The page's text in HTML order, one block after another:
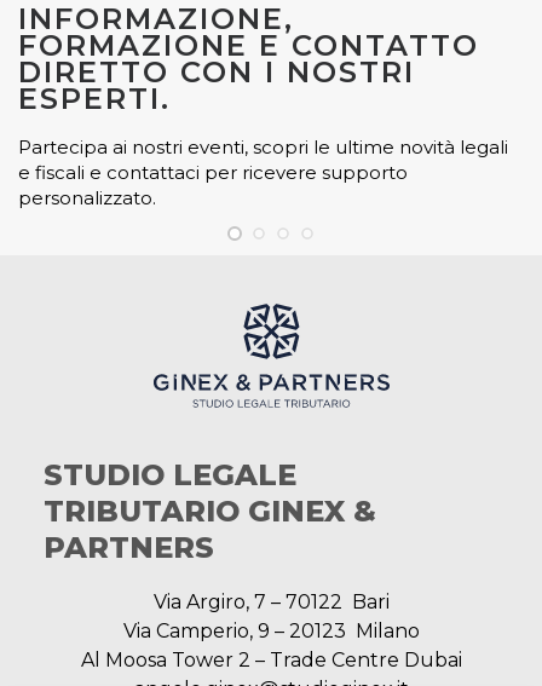
INFORMAZIONE,
FORMAZIONE E CONTATTO
DIRETTO CON I NOSTRI
ESPERTI.
Partecipa ai nostri eventi, scopri le ultime novità legali
e fiscali e contattaci per ricevere supporto
personalizzato.
STUDIO LEGALE
TRIBUTARIO GINEX &
PARTNERS
Via Argiro, 7 – 70122 Bari
Via Camperio, 9 – 20123 Milano
Al Moosa Tower 2 – Trade Centre Dubai